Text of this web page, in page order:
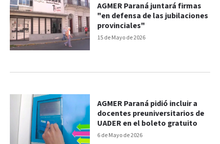
15 de Mayo de 2026
AGMER Paraná juntará firmas
"en defensa de las jubilaciones
provinciales"
6 de Mayo de 2026
AGMER Paraná pidió incluir a
docentes preuniversitarios de
UADER en el boleto gratuito